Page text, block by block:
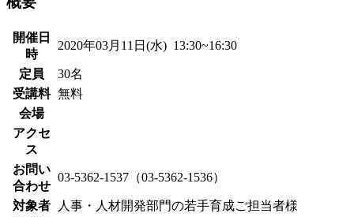
開催日
時
2020年03月11日(水) 13:30~16:30
定員
30名
受講料 無料
会場
アクセ
ス
お問い
合わせ
03-5362-1537（03-5362-1536）
対象者
人事・人材開発部門の若手育成ご担当者様